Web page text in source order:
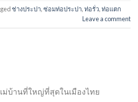
ช่างประปา,ซ่อมท่อประปา,ท่อรั่ว,ท่อแตก
Leave a comment
ม่บ้านที่ใหญ่ที่สุดในเมืองไทย